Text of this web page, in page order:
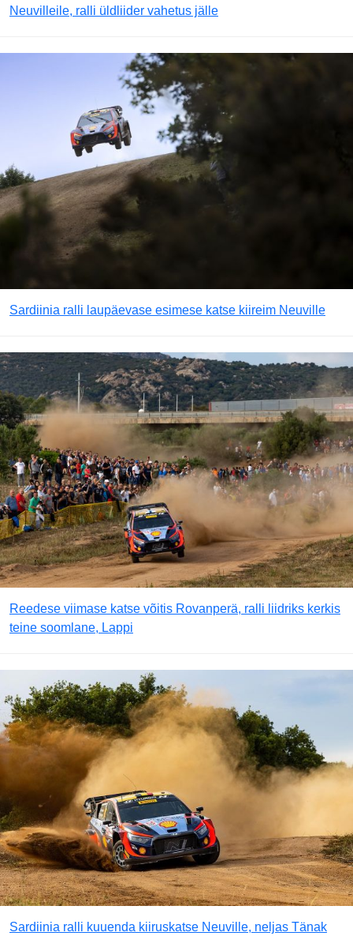
Neuvilleile, ralli üldliider vahetus jälle
Sardiinia ralli laupäevase esimese katse kiireim Neuville
Reedese viimase katse võitis Rovanperä, ralli liidriks kerkis
teine soomlane, Lappi
Sardiinia ralli kuuenda kiiruskatse Neuville, neljas Tänak